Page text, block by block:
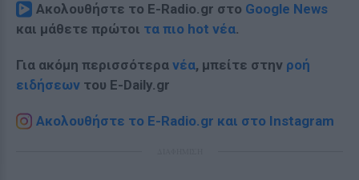
Ακολουθήστε το E-Radio.gr στο Google News
και μάθετε πρώτοι τα πιο hot νέα.
Για ακόμη περισσότερα νέα, μπείτε στην ροή
ειδήσεων του E-Daily.gr
Ακολουθήστε το E-Radio.gr και στο Instagram